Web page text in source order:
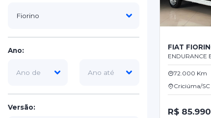
Ano:
Versão:
FIAT
ENDURANCE
72.000 Km
Criciúma/SC
R$